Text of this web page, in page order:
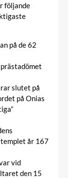
följande
på de 62
slutet på
på Onias
templet år 167
vid
den 15